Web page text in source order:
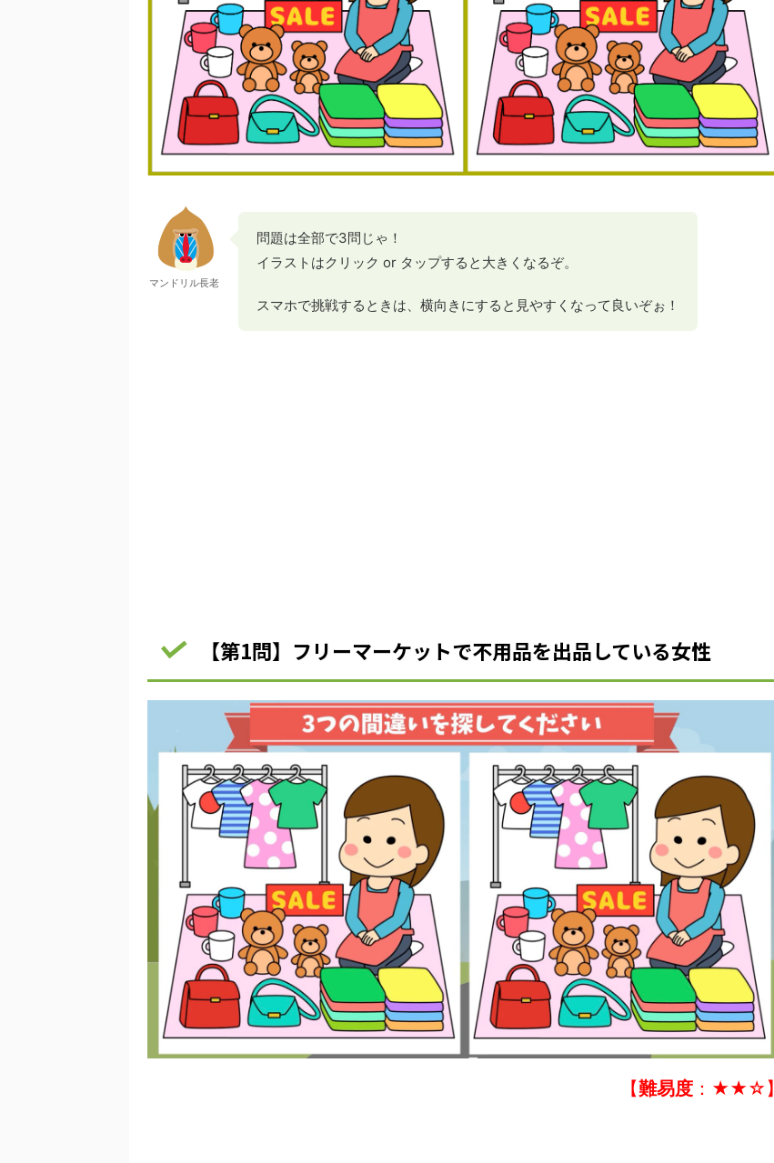
マンドリル長老
問題は全部で3問じゃ！
イラストはクリック or タップすると大きくなるぞ。
スマホで挑戦するときは、横向きにすると見やすくなって良いぞぉ！
【第1問】フリーマーケットで不用品を出品している女性
【難易度 ：★★☆】